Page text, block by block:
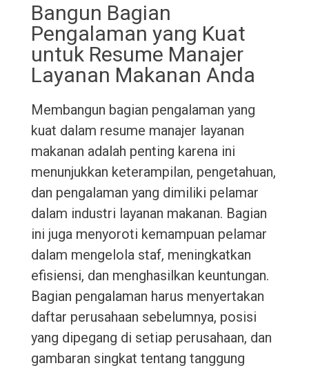
Bangun Bagian
Pengalaman yang Kuat
untuk Resume Manajer
Layanan Makanan Anda
Membangun bagian pengalaman yang
kuat dalam resume manajer layanan
makanan adalah penting karena ini
menunjukkan keterampilan, pengetahuan,
dan pengalaman yang dimiliki pelamar
dalam industri layanan makanan. Bagian
ini juga menyoroti kemampuan pelamar
dalam mengelola staf, meningkatkan
efisiensi, dan menghasilkan keuntungan.
Bagian pengalaman harus menyertakan
daftar perusahaan sebelumnya, posisi
yang dipegang di setiap perusahaan, dan
gambaran singkat tentang tanggung